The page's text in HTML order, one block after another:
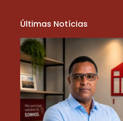
Últimas Notícias